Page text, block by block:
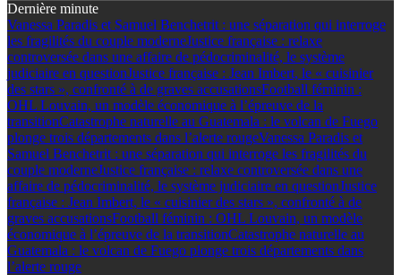
Dernière minute
Vanessa Paradis et Samuel Benchetrit : une séparation qui interroge
les fragilités du couple moderneJustice française : relaxe
controversée dans une affaire de pédocriminalité, le système
judiciaire en questionJustice française : Jean Imbert, le « cuisinier
des stars », confronté à de graves accusationsFootball féminin :
OHL Louvain, un modèle économique à l’épreuve de la
transitionCatastrophe naturelle au Guatemala : le volcan de Fuego
plonge trois départements dans l’alerte rougeVanessa Paradis et
Samuel Benchetrit : une séparation qui interroge les fragilités du
couple moderneJustice française : relaxe controversée dans une
affaire de pédocriminalité, le système judiciaire en questionJustice
française : Jean Imbert, le « cuisinier des stars », confronté à de
graves accusationsFootball féminin : OHL Louvain, un modèle
économique à l’épreuve de la transitionCatastrophe naturelle au
Guatemala : le volcan de Fuego plonge trois départements dans
l’alerte rouge